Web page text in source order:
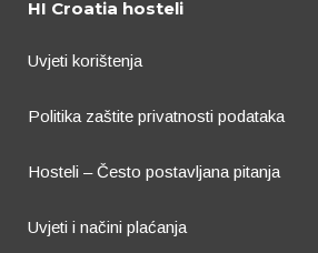
HI Croatia hosteli
Uvjeti korištenja
Politika zaštite privatnosti podataka
Hosteli – Često postavljana pitanja
Uvjeti i načini plaćanja